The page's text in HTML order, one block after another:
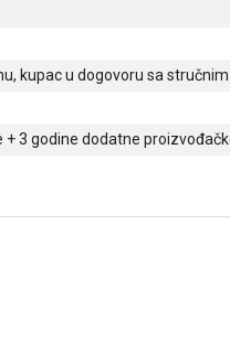
kupac u dogovoru sa
3 godine dodatne